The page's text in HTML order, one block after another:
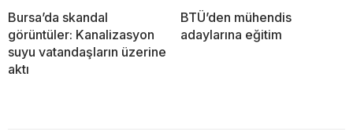
Bursa’da skandal
görüntüler: Kanalizasyon
suyu vatandaşların üzerine
aktı
BTÜ’den mühendis
adaylarına eğitim